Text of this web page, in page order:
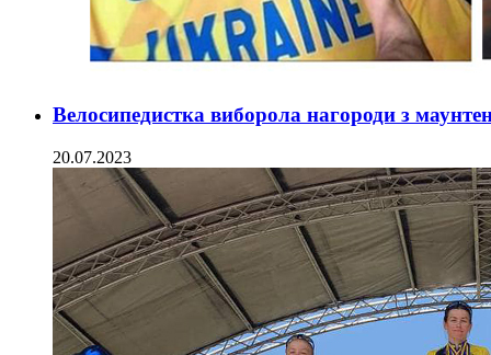
Велосипедистка виборола нагороди з
20.07.2023